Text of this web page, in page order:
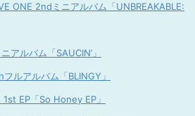
ONE 2ndミニアルバム「UNBREAKABLE:
アルバム「SAUCIN’」
ルアルバム「BLINGY」
EP「So Honey EP」